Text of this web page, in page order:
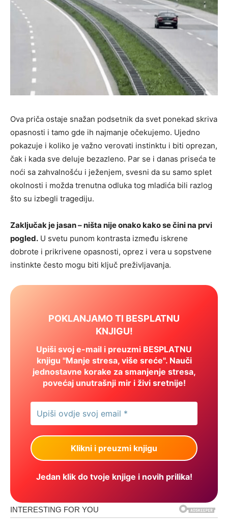
Ova priča ostaje snažan podsetnik da svet ponekad skriva
opasnosti i tamo gde ih najmanje očekujemo. Ujedno
pokazuje i koliko je važno verovati instinktu i biti oprezan,
čak i kada sve deluje bezazleno. Par se i danas priseća te
noći sa zahvalnošću i ježenjem, svesni da su samo splet
okolnosti i možda trenutna odluka tog mladića bili razlog
što su izbegli tragediju.
Zaključak je jasan – ništa nije onako kako se čini na prvi
pogled. U svetu punom kontrasta između iskrene
dobrote i prikrivene opasnosti, oprez i vera u sopstvene
instinkte često mogu biti ključ preživljavanja.
POKLANJAMO TI BESPLATNU
KNJIGU!
Upiši svoj e-mail i preuzmi BESPLATNU
knjigu "Manje stresa, više sreće". Nauči
jednostavne korake za smanjenje stresa,
povećaj unutrašnji mir i živi sretnije!
Jedan klik do tvoje knjige i novih prilika!